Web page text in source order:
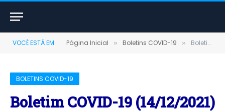
VOCÊ ESTÁ EM: Página Inicial » Boletins COVID-19 » Boletim COVID-19 (14/12/2021)
BOLETINS COVID-19
Boletim COVID-19 (14/12/2021)